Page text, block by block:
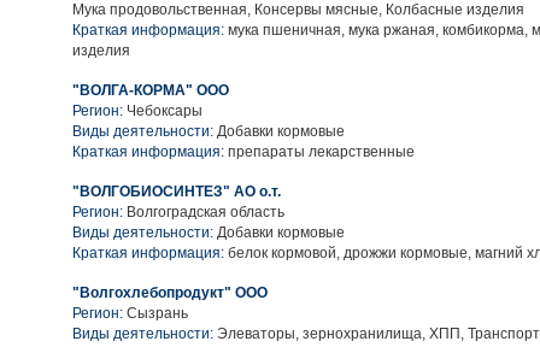
Мука продовольственная, Консервы мясные, Колбасные изделия
Краткая информация: мука пшеничная, мука ржаная, комбикорма,
изделия
"ВОЛГА-КОРМА" ООО
Регион: Чебоксары
Виды деятельности: Добавки кормовые
Краткая информация: препараты лекарственные
"ВОЛГОБИОСИНТЕЗ" АО о.т.
Регион: Волгоградская область
Виды деятельности: Добавки кормовые
Краткая информация: белок кормовой, дрожжи кормовые, магний
"Волгохлебопродукт" ООО
Регион: Сызрань
Виды деятельности: Элеваторы, зернохранилища, ХПП,